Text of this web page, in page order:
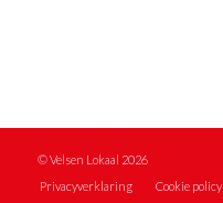
© Velsen Lokaal 2026
Privacyverklaring
Cookie policy